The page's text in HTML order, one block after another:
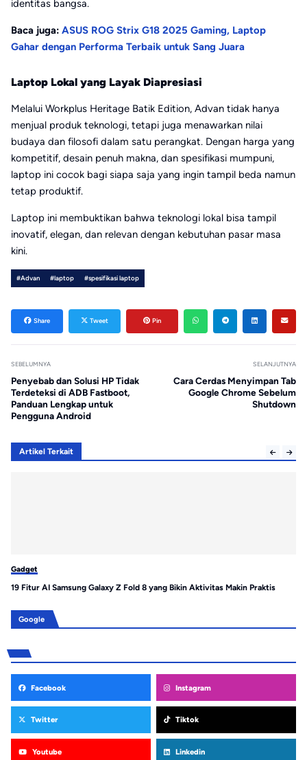
identitas bangsa.
Baca juga: ASUS ROG Strix G18 2025 Gaming, Laptop
Gahar dengan Performa Terbaik untuk Sang Juara
Laptop Lokal yang Layak Diapresiasi
Melalui Workplus Heritage Batik Edition, Advan tidak hanya
menjual produk teknologi, tetapi juga menawarkan nilai
budaya dan filosofi dalam satu perangkat. Dengan harga yang
kompetitif, desain penuh makna, dan spesifikasi mumpuni,
laptop ini cocok bagi siapa saja yang ingin tampil beda namun
tetap produktif.
Laptop ini membuktikan bahwa teknologi lokal bisa tampil
inovatif, elegan, dan relevan dengan kebutuhan pasar masa
kini.
#Advan #laptop #spesifikasi laptop
Share Tweet Pin
SEBELUMNYA
Penyebab dan Solusi HP Tidak
Terdeteksi di ADB Fastboot,
Panduan Lengkap untuk
Pengguna Android
SELANJUTNYA
Cara Cerdas Menyimpan Tab
Google Chrome Sebelum
Shutdown
Artikel Terkait
Gadget
19 Fitur AI Samsung Galaxy Z Fold 8 yang Bikin Aktivitas Makin Praktis
Google
Facebook Instagram
Twitter Tiktok
Youtube Linkedin